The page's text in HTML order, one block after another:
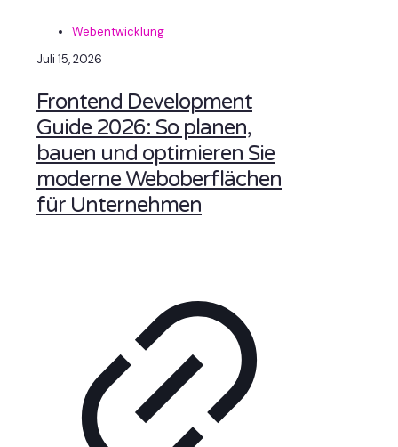
Webentwicklung
Juli 15, 2026
Frontend Development
Guide 2026: So planen,
bauen und optimieren Sie
moderne Weboberflächen
für Unternehmen